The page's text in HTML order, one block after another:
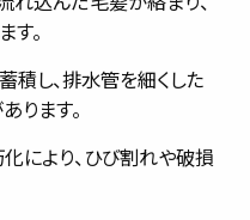
。
積し、排水管を細くした
ります。
により、ひび割れや破損